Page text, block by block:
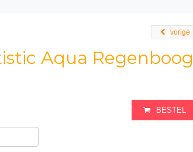
vorige
Aqua Regenboog
BESTEL